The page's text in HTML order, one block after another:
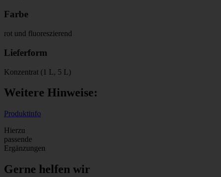
Farbe
rot und fluoreszierend
Lieferform
Konzentrat (1 L, 5 L)
Weitere Hinweise:
Produktinfo
Hierzu
passende
Ergänzungen
Gerne helfen wir